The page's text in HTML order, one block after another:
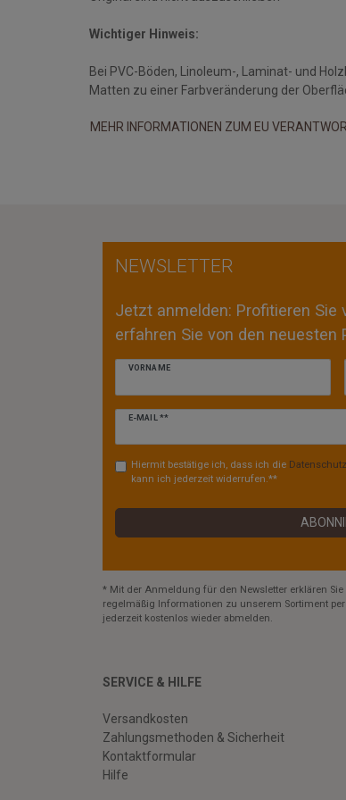
Wichtiger Hinweis:
Bei PVC-Böden, Linoleum-, Laminat- und
Matten zu einer Farbveränderung der
MEHR INFORMATIONEN ZUM EU
NEWSLETTER
Jetzt anmelden: Profitieren Sie
erfahren Sie von den neuesten
VORNAME
E-MAIL **
Newsletter
Hiermit bestätige ich, dass ich die
kann ich jederzeit widerrufen.**
* Mit der Anmeldung für den Newsletter erklären
regelmäßig Informationen zu unserem Sortiment
jederzeit kostenlos wieder abmelden.
SERVICE & HILFE
Versandkosten
Zahlungsmethoden & Sicherheit
Kontaktformular
Hilfe